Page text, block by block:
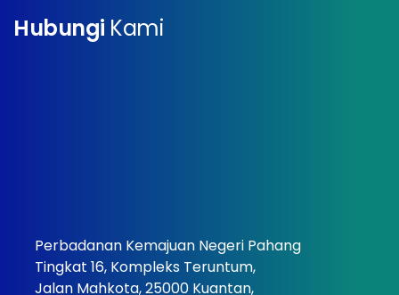
Hubungi Kami
Perbadanan Kemajuan Negeri Pahang
Tingkat 16, Kompleks Teruntum,
Jalan Mahkota, 25000 Kuantan,